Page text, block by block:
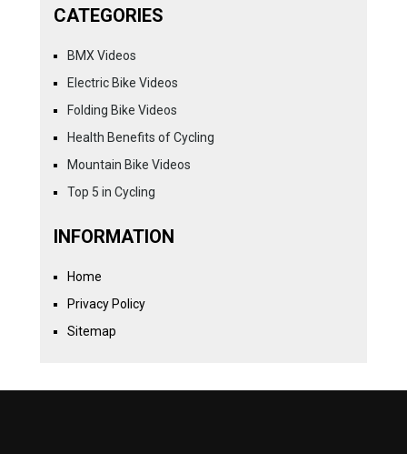
CATEGORIES
BMX Videos
Electric Bike Videos
Folding Bike Videos
Health Benefits of Cycling
Mountain Bike Videos
Top 5 in Cycling
INFORMATION
Home
Privacy Policy
Sitemap